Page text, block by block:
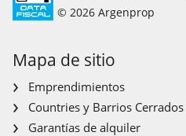
© 2026 Argenprop
Mapa de sitio
Emprendimientos
Countries y Barrios Cerrados
Garantías de alquiler